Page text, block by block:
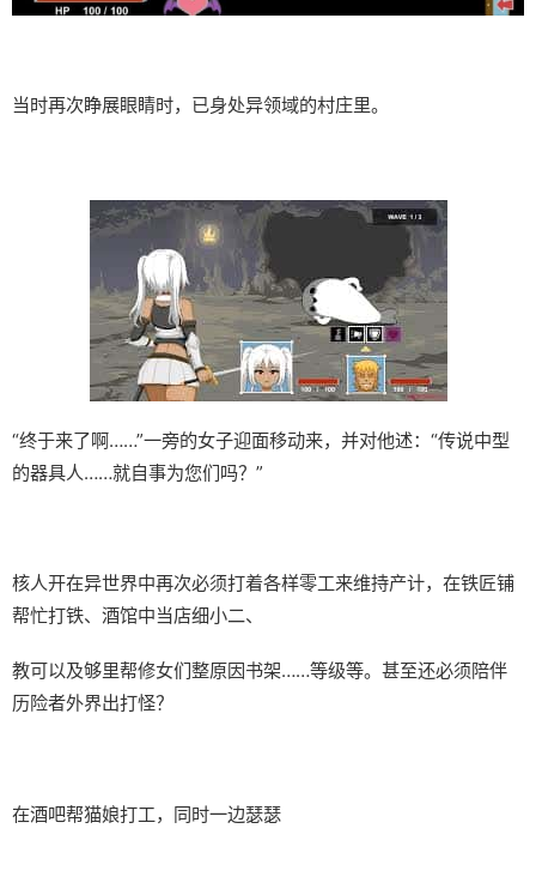
当时再次睁展眼睛时，已身处异领域的村庄里。
“终于来了啊……”一旁的女子迎面移动来，并对他述：“传说中型
的器具人……就自事为您们吗？”
核人开在异世界中再次必须打着各样零工来维持产计，在铁匠铺
帮忙打铁、酒馆中当店细小二、
教可以及够里帮修女们整原因书架……等级等。甚至还必须陪伴
历险者外界出打怪？
在酒吧帮猫娘打工，同时一边瑟瑟